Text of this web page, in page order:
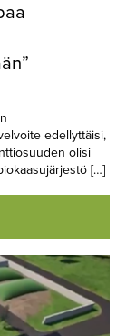
edellyttäisi,
olisi
[…]